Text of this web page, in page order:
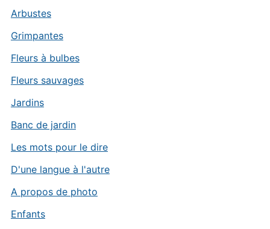
Arbustes
Grimpantes
Fleurs à bulbes
Fleurs sauvages
Jardins
Banc de jardin
Les mots pour le dire
D'une langue à l'autre
A propos de photo
Enfants